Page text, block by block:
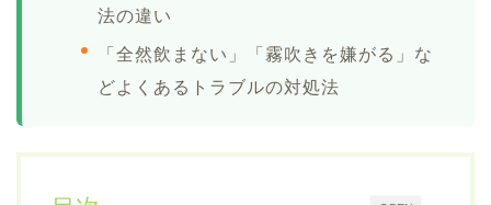
法の違い
「全然飲まない」「霧吹きを嫌がる」な
どよくあるトラブルの対処法